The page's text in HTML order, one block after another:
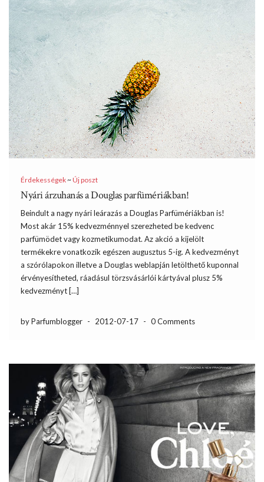
Érdekességek~Új poszt
Nyári árzuhanás a Douglas parfümériákban!
Beindult a nagy nyári leárazás a Douglas Parfümériákban is!
Most akár 15% kedvezménnyel szerezheted be kedvenc
parfümödet vagy kozmetikumodat. Az akció a kijelölt
termékekre vonatkozik egészen augusztus 5-ig. A kedvezményt
a szórólapokon illetve a Douglas weblapján letölthető kuponnal
érvényesítheted, ráadásul törzsvásárlói kártyával plusz 5%
kedvezményt […]
by Parfumblogger - 2012-07-17 - 0 Comments